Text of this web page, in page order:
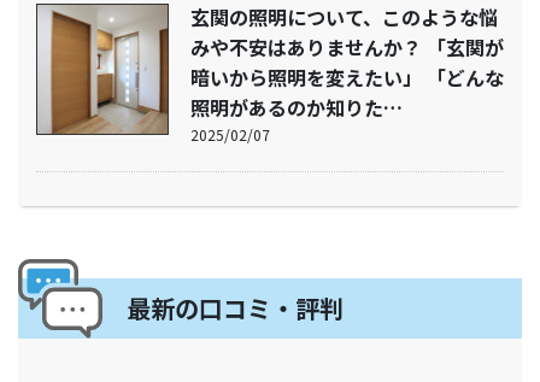
玄関の照明について、このような悩
みや不安はありませんか？ 「玄関が
暗いから照明を変えたい」 「どんな
照明があるのか知りた…
2025/02/07
最新の口コミ・評判